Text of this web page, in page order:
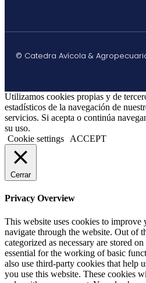
© Catedra Avícola &
Utilizamos cookies propias y de
estadísticos de la navegación de
servicios. Si acepta o continúa
su uso.
Cookie settings
ACCEPT
Cerrar
Privacy Overview
This website uses cookies to
navigate through the website. Out of
categorized as necessary are stored
essential for the working of basic
also use third-party cookies that help
you use this website. These cookies